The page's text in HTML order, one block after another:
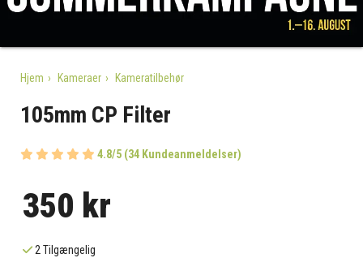
Hjem Kameraer Kameratilbehør
105mm CP Filter
4.8/5 (34 Kundeanmeldelser)
350 kr
2 Tilgængelig